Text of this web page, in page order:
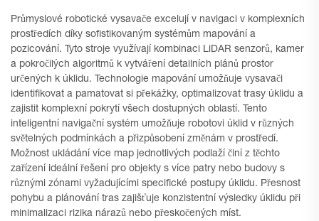
Průmyslové robotické vysavače excelují v navigaci v komplexních
prostředích díky sofistikovaným systémům mapování a
pozicování. Tyto stroje využívají kombinaci LiDAR senzorů, kamer
a pokročilých algoritmů k vytváření detailních plánů prostor
určených k úklidu. Technologie mapování umožňuje vysavači
identifikovat a pamatovat si překážky, optimalizovat trasy úklidu a
zajistit komplexní pokrytí všech dostupných oblastí. Tento
inteligentní navigační systém umožňuje robotovi úklid v různých
světelných podmínkách a přizpůsobení změnám v prostředí.
Možnost ukládání více map jednotlivých podlaží činí z těchto
zařízení ideální řešení pro objekty s více patry nebo budovy s
různými zónami vyžadujícími specifické postupy úklidu. Přesnost
pohybu a plánování tras zajišťuje konzistentní výsledky úklidu při
minimalizaci rizika nárazů nebo přeskočených míst.